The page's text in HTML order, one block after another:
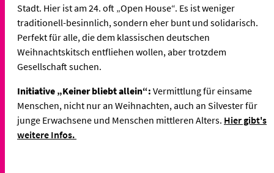
Stadt. Hier ist am 24. oft „Open House“. Es ist weniger
traditionell-besinnlich, sondern eher bunt und solidarisch.
Perfekt für alle, die dem klassischen deutschen
Weihnachtskitsch entfliehen wollen, aber trotzdem
Gesellschaft suchen.
Initiative „Keiner bliebt allein“: Vermittlung für einsame
Menschen, nicht nur an Weihnachten, auch an Silvester für
junge Erwachsene und Menschen mittleren Alters. Hier gibt's
weitere Infos.